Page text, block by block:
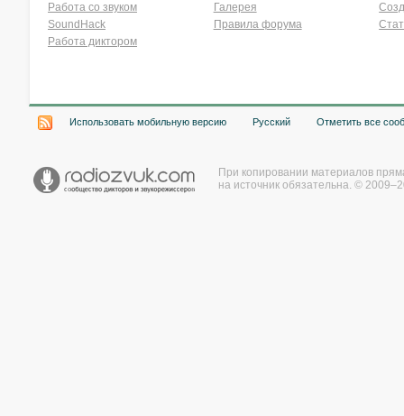
Работа со звуком
SoundHack
Работа диктором
Галерея
Правила форума
Использовать мобильную версию Русский Отметить все
При копировании материалов
на источник обязательна. ©